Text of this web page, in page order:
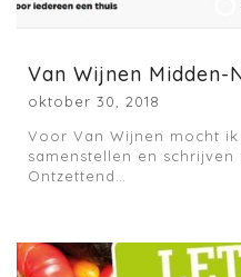
Van Wijnen Midden-
oktober 30, 2018
Voor Van Wijnen mocht
samenstellen en
Ontzettend…